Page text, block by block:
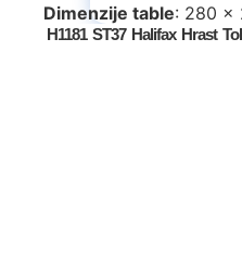
Dimenzije table: 280 x
H1181 ST37 Halifax Hrast